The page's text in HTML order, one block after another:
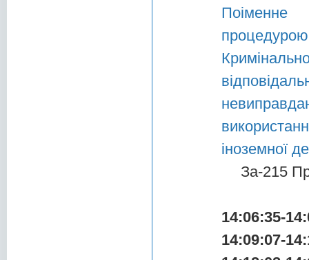
Поіменне
іноземної
За-215
14:06:35-
14:09:07-